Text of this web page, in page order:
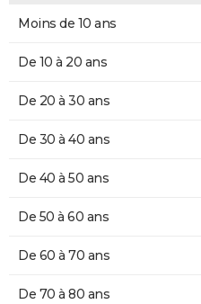
Moins de 10 ans
De 10 à 20 ans
De 20 à 30 ans
De 30 à 40 ans
De 40 à 50 ans
De 50 à 60 ans
De 60 à 70 ans
De 70 à 80 ans